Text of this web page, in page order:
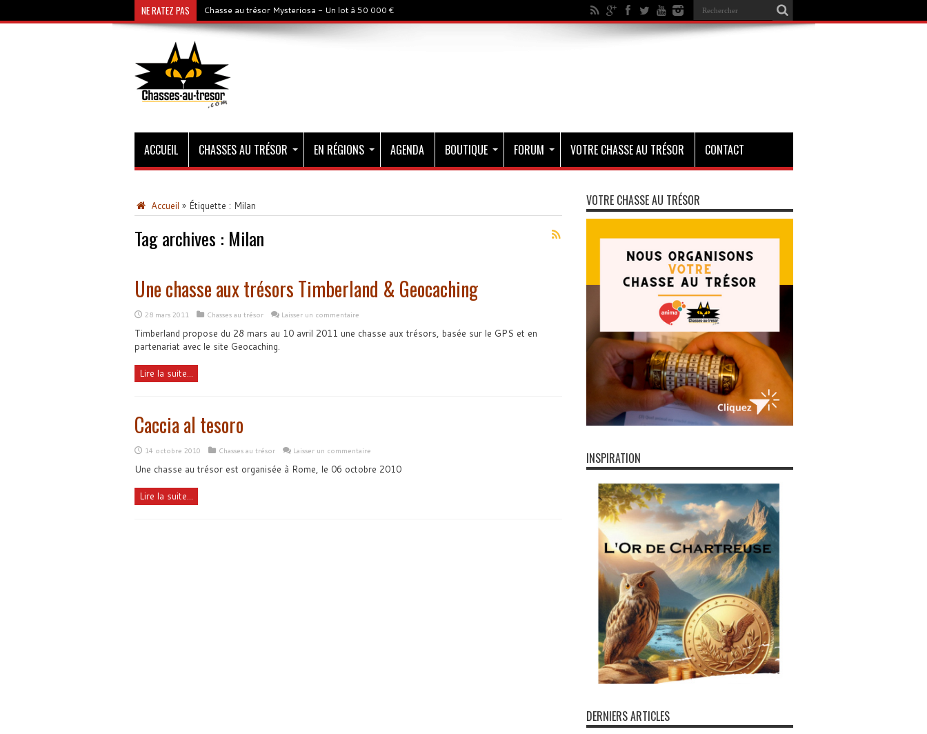
NE RATEZ PAS Chasse au trésor Mysteriosa - Un lot à 50 000 €
ACCUEIL CHASSES AU TRÉSOR EN RÉGIONS AGENDA BOUTIQUE FORUM VOTRE CHASSE AU TRÉSOR CONTACT
Accueil » Étiquette : Milan
Tag archives : Milan
Une chasse aux trésors Timberland & Geocaching
28 mars 2011 Chasses au trésor Laisser un commentaire
Timberland propose du 28 mars au 10 avril 2011 une chasse aux trésors, basée sur le GPS et en
partenariat avec le site Geocaching.
Lire la suite...
Caccia al tesoro
14 octobre 2010 Chasses au trésor Laisser un commentaire
Une chasse au trésor est organisée à Rome, le 06 octobre 2010
Lire la suite...
VOTRE CHASSE AU TRÉSOR
INSPIRATION
DERNIERS ARTICLES